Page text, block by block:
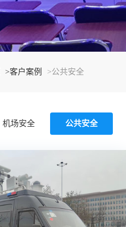
>客户案例 >公共安全
机场安全 公共安全